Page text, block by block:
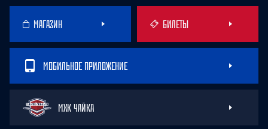
МАГАЗИН БИЛЕТЫ
МОБИЛЬНОЕ ПРИЛОЖЕНИЕ
МХК ЧАЙКА